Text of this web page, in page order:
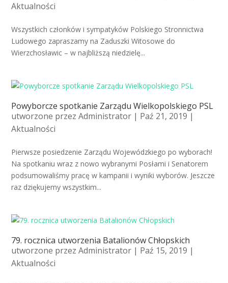
Aktualności
Wszystkich członków i sympatyków Polskiego Stronnictwa
Ludowego zapraszamy na Zaduszki Witosowe do
Wierzchosławic – w najbliższą niedzielę...
Powyborcze spotkanie Zarządu Wielkopolskiego PSL
utworzone przezAdministrator | Paź 21, 2019 |
Aktualności
Pierwsze posiedzenie Zarządu Wojewódzkiego po wyborach!
Na spotkaniu wraz z nowo wybranymi Posłami i Senatorem
podsumowaliśmy pracę w kampanii i wyniki wyborów. Jeszcze
raz dziękujemy wszystkim...
79. rocznica utworzenia Batalionów Chłopskich
utworzone przezAdministrator | Paź 15, 2019 |
Aktualności